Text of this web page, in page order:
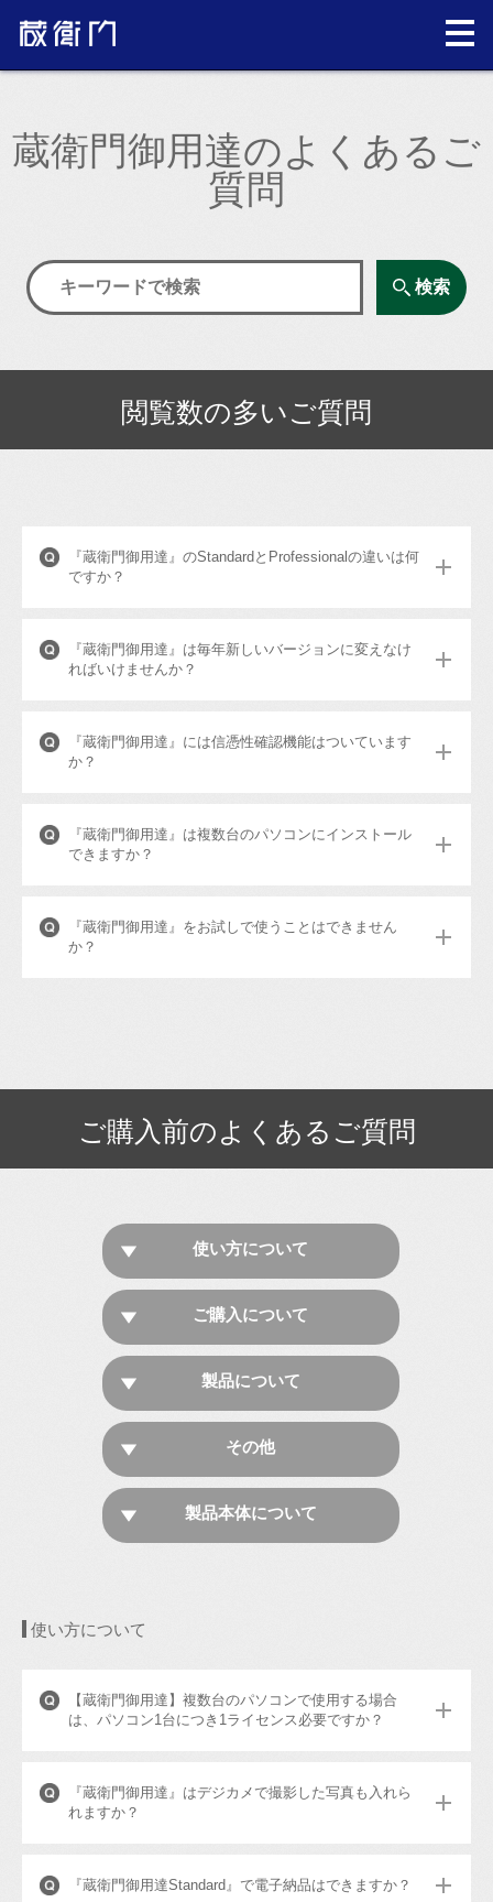
蔵衛門御用達のよくあるご
質問
検索
閲覧数の多いご質問
『蔵衛門御用達』のStandardとProfessionalの違いは何
ですか？
『蔵衛門御用達』は毎年新しいバージョンに変えなけ
ればいけませんか？
『蔵衛門御用達』には信憑性確認機能はついています
か？
『蔵衛門御用達』は複数台のパソコンにインストール
できますか？
『蔵衛門御用達』をお試しで使うことはできません
か？
ご購入前のよくあるご質問
使い方について
ご購入について
製品について
その他
製品本体について
使い方について
【蔵衛門御用達】複数台のパソコンで使用する場合
は、パソコン1台につき1ライセンス必要ですか？
『蔵衛門御用達』はデジカメで撮影した写真も入れら
れますか？
『蔵衛門御用達Standard』で電子納品はできますか？